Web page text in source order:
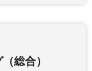
総合）